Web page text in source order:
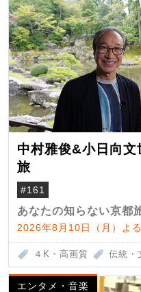
中村雅俊&小日向
旅
#161
あなたの知らない京都
2026年8月10日（月）よ
４K・高画質 伝統・
エンタメ・音楽